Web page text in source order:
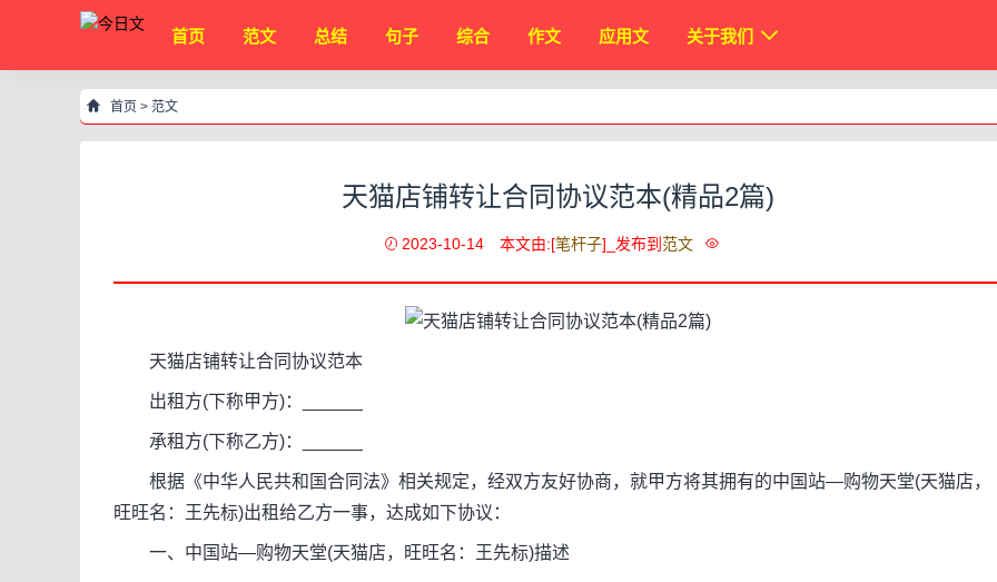
首页 范文 总结 句子 综合 作文 应用文 关于我们
首页 > 范文
天猫店铺转让合同协议范本(精品2篇)
2023-10-14 本文由:[笔杆子]_发布到 范文
天猫店铺转让合同协议范本
出租方(下称甲方)：______
承租方(下称乙方)：______
根据《中华人民共和国合同法》相关规定，经双方友好协商，就甲方将其拥有的中国站—购物天堂(天猫店，
旺旺名：王先标)出租给乙方一事，达成如下协议：
一、中国站—购物天堂(天猫店，旺旺名：王先标)描述